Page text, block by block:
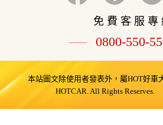
免 費 客 服 專
0800-550-
本站圖文除使用者發表外，屬HOT好車
HOTCAR. All Rights Reserves.